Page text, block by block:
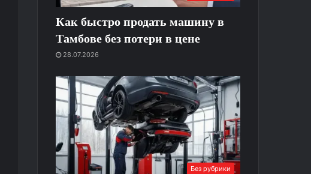
Как быстро продать машину в
Тамбове без потери в цене
28.07.2026
Без рубрики